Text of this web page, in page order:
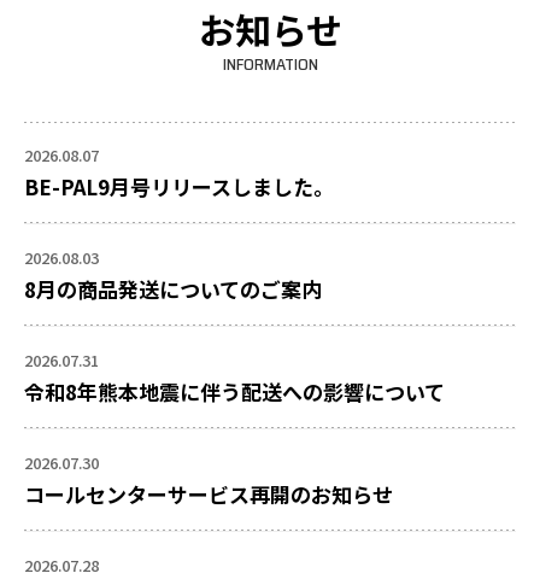
お知らせ
INFORMATION
2026.08.07
BE-PAL9月号リリースしました。
2026.08.03
8月の商品発送についてのご案内
2026.07.31
令和8年熊本地震に伴う配送への影響について
2026.07.30
コールセンターサービス再開のお知らせ
2026.07.28